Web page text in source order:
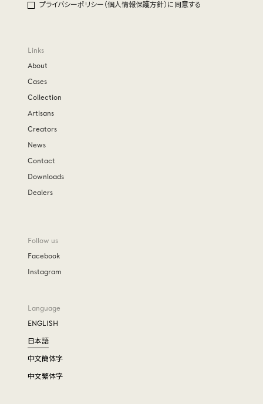
プライバシーポリシー（個人情報保護方針）に同意する
Links
About
Cases
Collection
Artisans
Creators
News
Contact
Downloads
Dealers
Follow us
Facebook
Instagram
Language
ENGLISH
日本語
中文簡体字
中文繁体字